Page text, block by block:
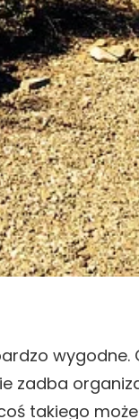
wygodne.
zadba
takiego